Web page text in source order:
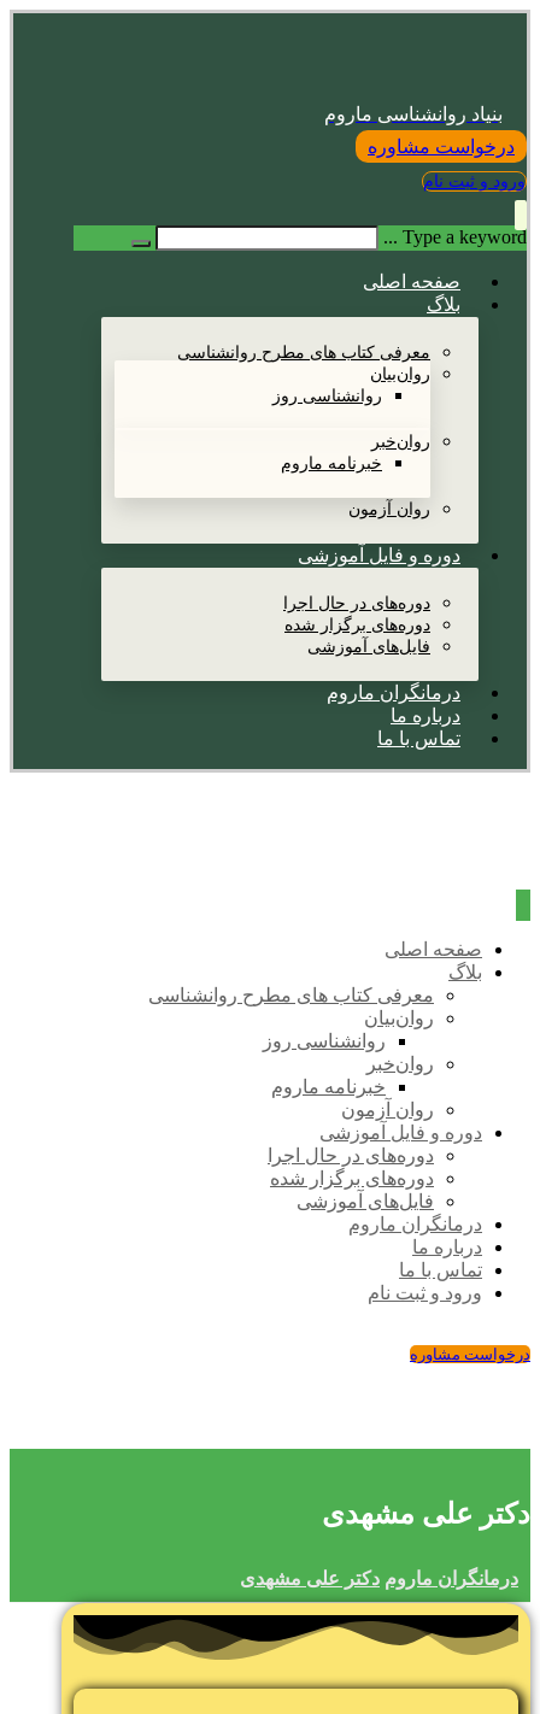
بنیاد روانشناسی ماروم
درخواست مشاوره
ورود و ثبت نام
Type a keyword ...
صفحه اصلی
بلاگ
معرفی کتاب های مطرح روانشناسی
روان‌بیان
روانشناسی روز
روان‌خبر
خبرنامه ماروم
روان آزمون
دوره و فایل آموزشی
دوره‌های در حال اجرا
دوره‌های برگزار شده
فایل‌های آموزشی
درمانگران ماروم
درباره ما
تماس با ما
صفحه اصلی
بلاگ
معرفی کتاب های مطرح روانشناسی
روان‌بیان
روانشناسی روز
روان‌خبر
خبرنامه ماروم
روان آزمون
دوره و فایل آموزشی
دوره‌های در حال اجرا
دوره‌های برگزار شده
فایل‌های آموزشی
درمانگران ماروم
درباره ما
تماس با ما
ورود و ثبت نام
درخواست مشاوره
دکتر علی مشهدی
درمانگران ماروم دکتر علی مشهدی